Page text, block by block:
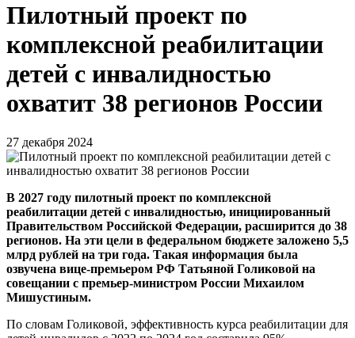
Пилотный проект по
комплексной реабилитации
детей с инвалидностью
охватит 38 регионов России
27 декабря 2024
В 2027 году пилотный проект по комплексной
реабилитации детей с инвалидностью, инициированный
Правительством Российской Федерации, расширится до 38
регионов. На эти цели в федеральном бюджете заложено 5,5
млрд рублей на три года. Такая информация была
озвучена вице-премьером РФ Татьяной Голиковой на
совещании с премьер-министром России Михаилом
Мишустиным.
По словам Голиковой, эффективность курса реабилитации для